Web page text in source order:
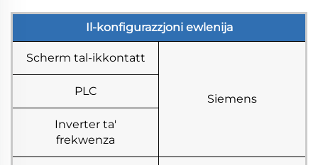
Il-konfigurazzjoni ewlenija
Scherm tal-ikkontatt
Siemens
PLC
Inverter ta'
frekwenza